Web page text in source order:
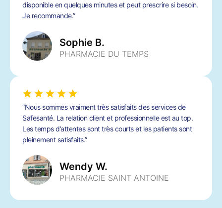
disponible en quelques minutes et peut prescrire si besoin.
Je recommande.”
Sophie B.
PHARMACIE DU TEMPS
“Nous sommes vraiment très satisfaits des services de
Safesanté. La relation client et professionnelle est au top.
Les temps d’attentes sont très courts et les patients sont
pleinement satisfaits.”
Wendy W.
PHARMACIE SAINT ANTOINE